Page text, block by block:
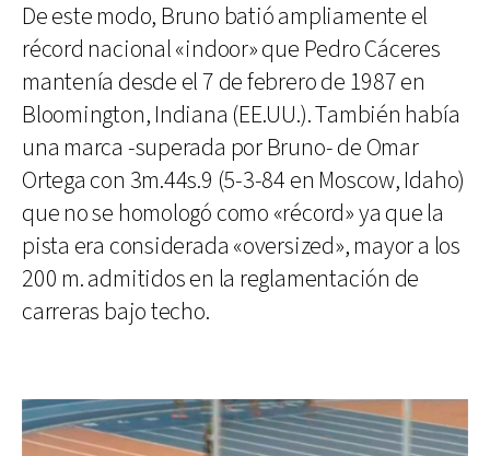
De este modo, Bruno batió ampliamente el
récord nacional «indoor» que Pedro Cáceres
mantenía desde el 7 de febrero de 1987 en
Bloomington, Indiana (EE.UU.). También había
una marca -superada por Bruno- de Omar
Ortega con 3m.44s.9 (5-3-84 en Moscow, Idaho)
que no se homologó como «récord» ya que la
pista era considerada «oversized», mayor a los
200 m. admitidos en la reglamentación de
carreras bajo techo.